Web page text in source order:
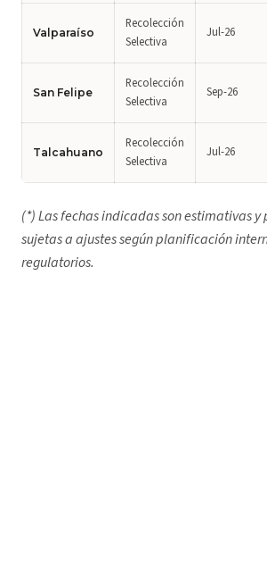
Valparaíso
Recolección
Selectiva
Jul-26
San Felipe
Recolección
Selectiva
Sep-26
Talcahuano
Recolección
Selectiva
Jul-26
(*) Las fechas indicadas son estimativas
sujetas a ajustes según planificación
regulatorios.